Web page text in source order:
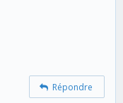
Répondre